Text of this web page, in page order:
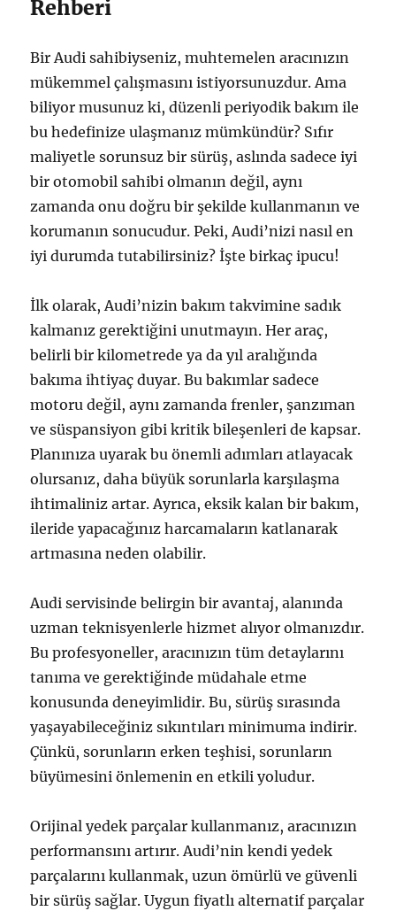
Rehberi
Bir Audi sahibiyseniz, muhtemelen aracınızın
mükemmel çalışmasını istiyorsunuzdur. Ama
biliyor musunuz ki, düzenli periyodik bakım ile
bu hedefinize ulaşmanız mümkündür? Sıfır
maliyetle sorunsuz bir sürüş, aslında sadece iyi
bir otomobil sahibi olmanın değil, aynı
zamanda onu doğru bir şekilde kullanmanın ve
korumanın sonucudur. Peki, Audi’nizi nasıl en
iyi durumda tutabilirsiniz? İşte birkaç ipucu!
İlk olarak, Audi’nizin bakım takvimine sadık
kalmanız gerektiğini unutmayın. Her araç,
belirli bir kilometrede ya da yıl aralığında
bakıma ihtiyaç duyar. Bu bakımlar sadece
motoru değil, aynı zamanda frenler, şanzıman
ve süspansiyon gibi kritik bileşenleri de kapsar.
Planınıza uyarak bu önemli adımları atlayacak
olursanız, daha büyük sorunlarla karşılaşma
ihtimaliniz artar. Ayrıca, eksik kalan bir bakım,
ileride yapacağınız harcamaların katlanarak
artmasına neden olabilir.
Audi servisinde belirgin bir avantaj, alanında
uzman teknisyenlerle hizmet alıyor olmanızdır.
Bu profesyoneller, aracınızın tüm detaylarını
tanıma ve gerektiğinde müdahale etme
konusunda deneyimlidir. Bu, sürüş sırasında
yaşayabileceğiniz sıkıntıları minimuma indirir.
Çünkü, sorunların erken teşhisi, sorunların
büyümesini önlemenin en etkili yoludur.
Orijinal yedek parçalar kullanmanız, aracınızın
performansını artırır. Audi’nin kendi yedek
parçalarını kullanmak, uzun ömürlü ve güvenli
bir sürüş sağlar. Uygun fiyatlı alternatif parçalar